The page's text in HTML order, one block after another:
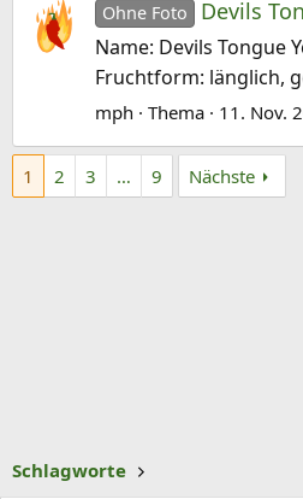
Ohne Foto Devils
Name: Devils Tongue
Fruchtform: länglich,
mph Thema 11. Nov.
1 2 3 … 9 Nächste
Schlagworte